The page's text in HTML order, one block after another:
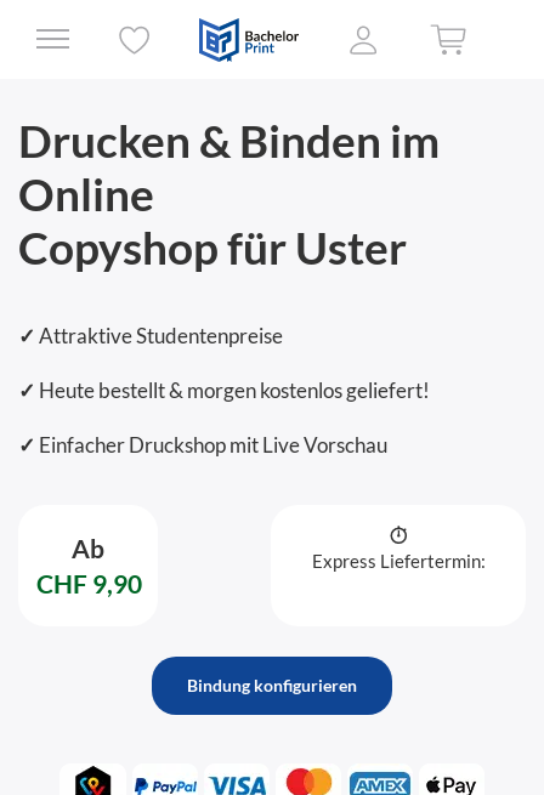
Drucken & Binden im
Online
Copyshop für Uster
✓ Attraktive Studentenpreise
✓ Heute bestellt & morgen kostenlos geliefert!
✓ Einfacher Druckshop mit Live Vorschau
Ab
CHF 9,90
Express Liefertermin:
Bindung konfigurieren